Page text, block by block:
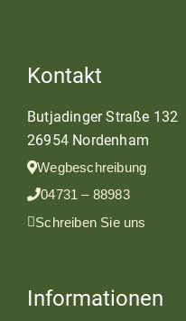
Kontakt
Butjadinger Straße 132
26954 Nordenham
Wegbeschreibung
04731 – 88983
Schreiben Sie uns
Informationen